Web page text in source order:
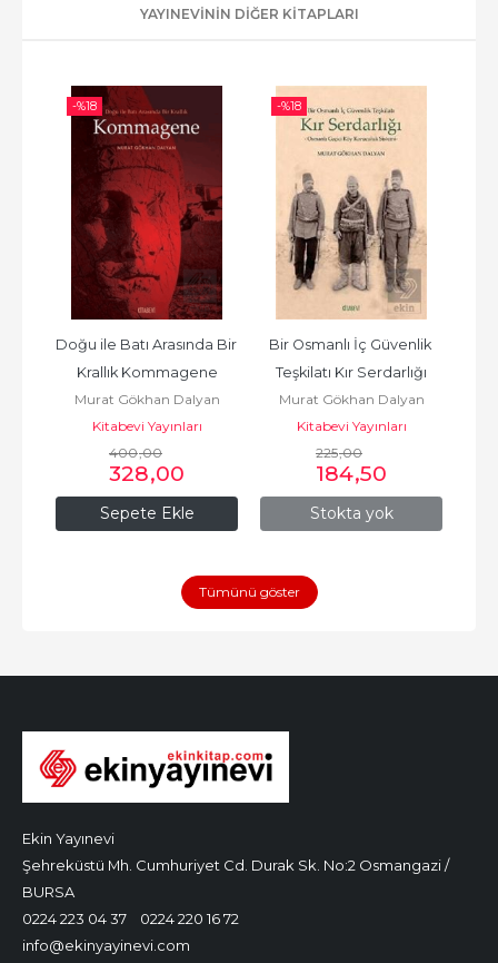
YAYINEVININ DIĞER KITAPLARI
-%18
Sepete Ekle
Doğu ile Batı Arasında Bir
Krallık Kommagene
Murat Gökhan Dalyan
Kitabevi Yayınları
400,00
328,00
-%18
Stokta yok
Bir Osmanlı İç Güvenlik
Teşkilatı Kır Serdarlığı
Murat Gökhan Dalyan
Kitabevi Yayınları
225,00
184,50
Tümünü göster
Ekin Yayınevi
Şehreküstü Mh. Cumhuriyet Cd. Durak Sk. No:2 Osmangazi /
BURSA
0224 223 04 37
0224 220 16 72
info@ekinyayinevi.com